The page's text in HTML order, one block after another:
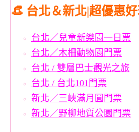
👒 台北＆新北|超優惠
台北／兒童新樂園一日票
台北／木柵動物園門票
台北 / 雙層巴士觀光之旅
台北 / 台北101門票
新北／三峽滿月圓門票
新北／野柳地質公園門票